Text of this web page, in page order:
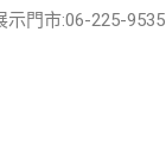
示門市:06-225-9535